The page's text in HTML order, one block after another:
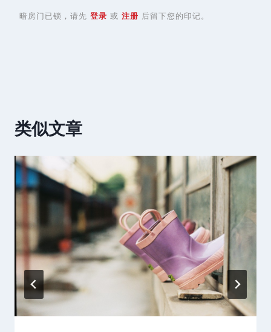
暗房门已锁，请先 登录 或 注册 后留下您的印记。
类似文章